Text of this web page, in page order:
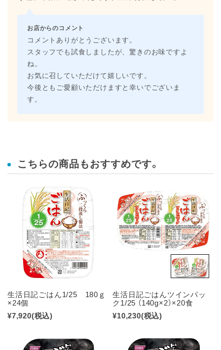
お店からのコメント
コメントありがとうございます。
スタッフでも試食しましたが、驚きのお味ですよ
ね。
お気に召していただけて嬉しいです。
今後ともご愛顧いただけますと幸いでございま
す。
こちらの商品もおすすめです。
生活日記ごはん1/25 180ｇ
×24個
¥7,920(税込)
生活日記ごはんツインパッ
ク1/25 （140g×2）×20食
¥10,230(税込)